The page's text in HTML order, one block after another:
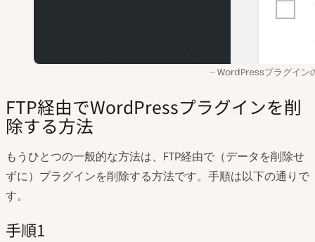
WordPressプラグイン
FTP経由でWordPressプラグインを削
除する方法
もうひとつの一般的な方法は、FTP経由で（データを削除せ
ずに）プラグインを削除する方法です。手順は以下の通りで
す。
手順1